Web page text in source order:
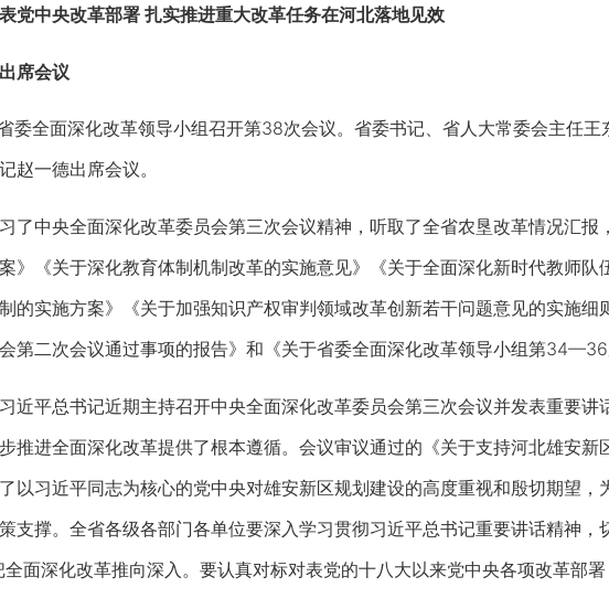
中央改革部署 扎实推进重大改革任务在河北落地见效
席会议
全面深化改革领导小组召开第38次会议。省委书记、省人大常委会主任王
赵一德出席会议。
中央全面深化改革委员会第三次会议精神，听取了全省农垦改革情况汇报
》《关于深化教育体制机制改革的实施意见》《关于全面深化新时代教师
的实施方案》《关于加强知识产权审判领域改革创新若干问题意见的实施
第二次会议通过事项的报告》和《关于省委全面深化改革领导小组第34—36
平总书记近期主持召开中央全面深化改革委员会第三次会议并发表重要讲
推进全面深化改革提供了根本遵循。会议审议通过的《关于支持河北雄安
以习近平同志为核心的党中央对雄安新区规划建设的高度重视和殷切期望
支撑。全省各级各部门各单位要深入学习贯彻习近平总书记重要讲话精神，
全面深化改革推向深入。要认真对标对表党的十八大以来党中央各项改革部